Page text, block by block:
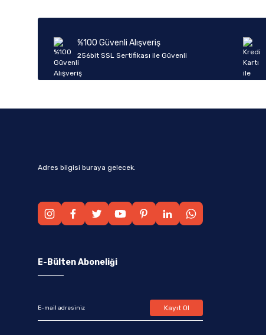
Ürün fiyatı diğer sitelerden daha pahalı.
Bu ürüne benzer farklı alternatifler olmalı.
%100 Güvenli Alışveriş
256bit SSL Sertifikası ile Güvenli
Adres bilgisi buraya gelecek.
E-Bülten Aboneliği
Kayıt Ol